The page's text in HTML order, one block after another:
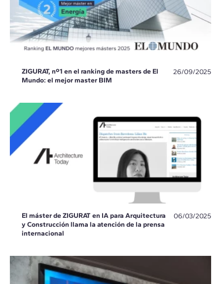
ZIGURAT, nº1 en el ranking de masters de El
Mundo: el mejor master BIM
26/09/2025
El máster de ZIGURAT en IA para Arquitectura
y Construcción llama la atención de la prensa
internacional
06/03/2025